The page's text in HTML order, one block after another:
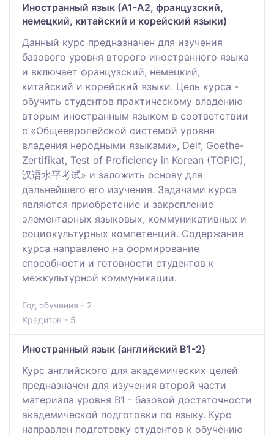
Иностранный язык (А1-А2, французский,
немецкий, китайский и корейский языки)
Данный курс предназначен для изучения
базового уровня второго иностранного языка
и включает французский, немецкий,
китайский и корейский языки. Цель курса -
обучить студентов практическому владению
вторым иностранным языком в соответствии
с «Общеевропейской системой уровня
владения неродными языками», Delf, Goethe-
Zertifikat, Test of Proficiency in Korean (TOPIC),
汉语水平考试» и заложить основу для
дальнейшего его изучения. Задачами курса
являются приобретение и закрепление
элементарных языковых, коммуникативных и
социокультурных компетенций. Содержание
курса направлено на формирование
способности и готовности студентов к
межкультурной коммуникации.
Год обучения - 2
Кредитов - 5
Иностранный язык (английский B1-2)
Курс английского для академических целей
предназначен для изучения второй части
материала уровня B1 - базовой достаточности
академической подготовки по языку. Курс
направлен подготовку студентов к обучению